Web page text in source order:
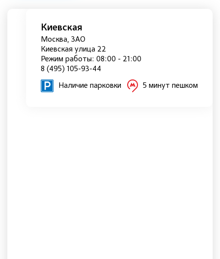
Киевская
Москва, ЗАО
Киевская улица 22
Режим работы: 08:00 - 21:00
8 (495) 105-93-44
Наличие парковки 5 минут пешком